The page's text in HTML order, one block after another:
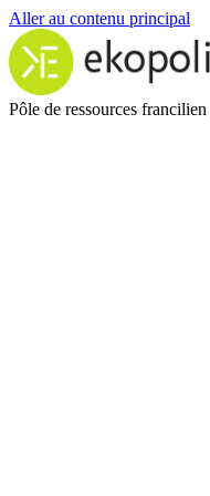
Aller au contenu principal
Pôle de ressources